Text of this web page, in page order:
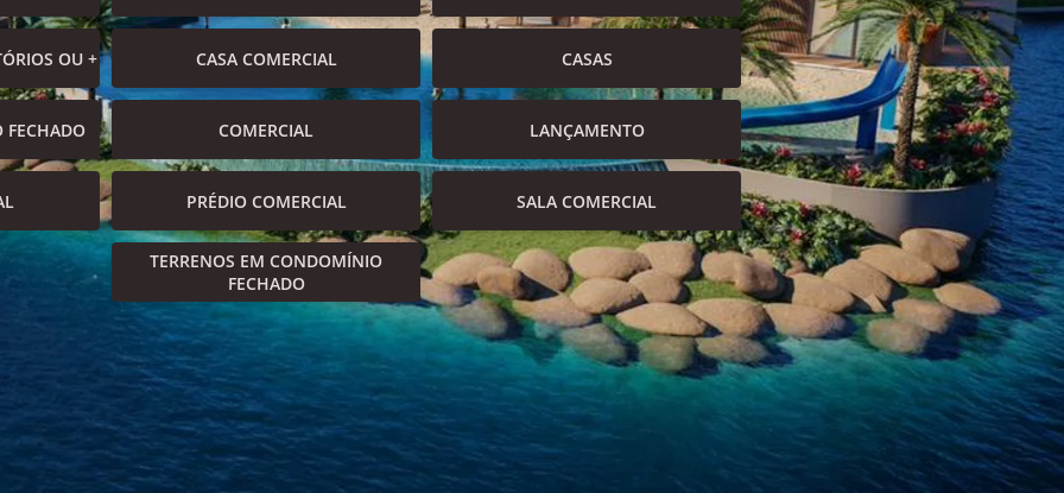
OU + CASA COMERCIAL CASAS
FECHADO COMERCIAL LANÇAMENTO
PRÉDIO COMERCIAL SALA COMERCIAL
TERRENOS EM CONDOMÍNIO
FECHADO